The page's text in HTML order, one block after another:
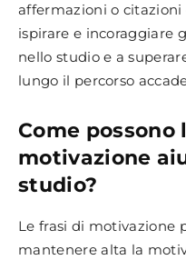
affermazioni o citazioni
ispirare e incoraggiare
nello studio e a
lungo il percorso
Come possono
motivazione
studio?
Le frasi di motivazione
mantenere alta la